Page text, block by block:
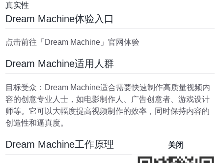
真实性
Dream Machine体验入口
点击前往「Dream Machine」官网体验
Dream Machine适用人群
目标受众：Dream Machine适合需要快速制作高质量视频内
容的创意专业人士，如电影制作人、广告创意者、游戏设计
师等。它可以大幅度提高视频制作的效率，同时保持内容的
创造性和逼真度。
Dream Machine工作原理 关闭